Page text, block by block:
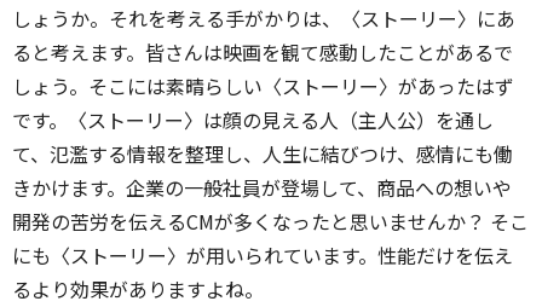
しょうか。それを考える手がかりは、〈ストーリー〉にあ
ると考えます。皆さんは映画を観て感動したことがあるで
しょう。そこには素晴らしい〈ストーリー〉があったはず
です。〈ストーリー〉は顔の見える人（主人公）を通し
て、氾濫する情報を整理し、人生に結びつけ、感情にも働
きかけます。企業の一般社員が登場して、商品への想いや
開発の苦労を伝えるCMが多くなったと思いませんか？ そこ
にも〈ストーリー〉が用いられています。性能だけを伝え
るより効果がありますよね。